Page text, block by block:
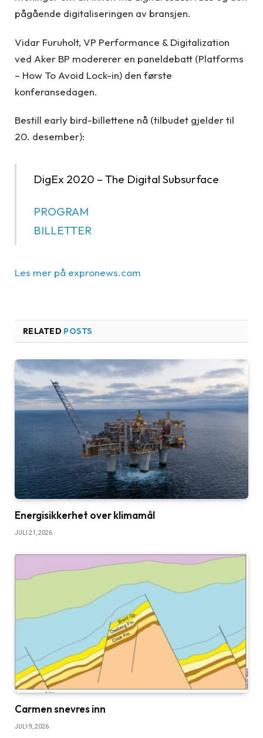
pågående digitaliseringen av bransjen.
Vidar Furuholt, VP Performance & Digitalization
ved Aker BP modererer en paneldebatt (Platforms
– How To Avoid Lock-in) den første
konferansedagen.
Bestill early bird-billettene nå (tilbudet gjelder til
20. desember):
DigEx 2020 – The Digital Subsurface
PROGRAM
BILLETTER
Les mer på expronews.com
RELATED POSTS
Energisikkerhet over klimamål
JULI 21, 2026
Carmen snevres inn
JULI 9, 2026